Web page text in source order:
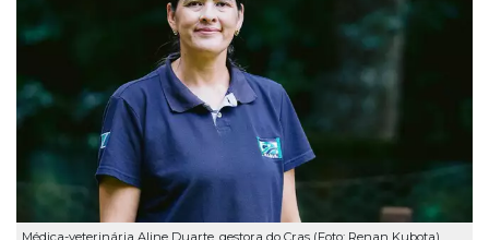
Médica-veterinária Aline Duarte, gestora do Cras (Foto: Renan Kubota)